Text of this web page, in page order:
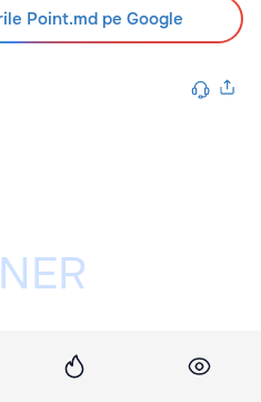
Point.md pe Google